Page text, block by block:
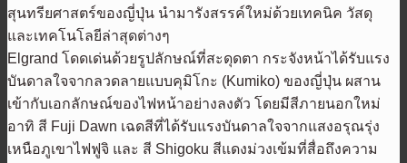
สุนทรียศาสตร์ของญี่ปุ่น นำมารังสรรค์ใหม่ด้วยเทคนิค วัสดุ
และเทคโนโลยีล่าสุดต่างๆ
Elgrand โดดเด่นด้วยรูปลักษณ์ที่สะดุดตา กระจังหน้าได้รับแรง
บันดาลใจจากลวดลายแบบคุมิโกะ (Kumiko) ของญี่ปุ่น ผสาน
เข้ากับเอกลักษณ์ของไฟหน้าอย่างลงตัว โดยมีสีภายนอกใหม่
อาทิ สี Fuji Dawn เฉดสีที่ได้รับแรงบันดาลใจจากแสงอรุณรุ่ง
เหนือภูเขาไฟฟูจิ และ สี Shigoku สีแดงม่วงเข้มที่สื่อถึงความ